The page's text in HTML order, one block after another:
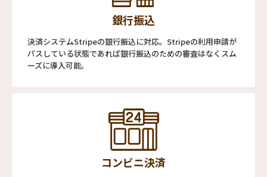
銀行振込
決済システムStripeの銀行振込に対応。Stripeの利用申請が
パスしている状態であれば銀行振込のための審査はなくスム
ーズに導入可能。
コンビニ決済